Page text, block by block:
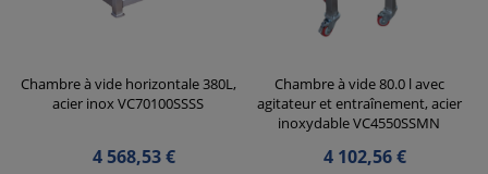
Chambre à vide horizontale 380L,
acier inox VC70100SSSS
4 568,53 €
Chambre à vide 80.0 l avec
agitateur et entraînement, acier
inoxydable VC4550SSMN
4 102,56 €